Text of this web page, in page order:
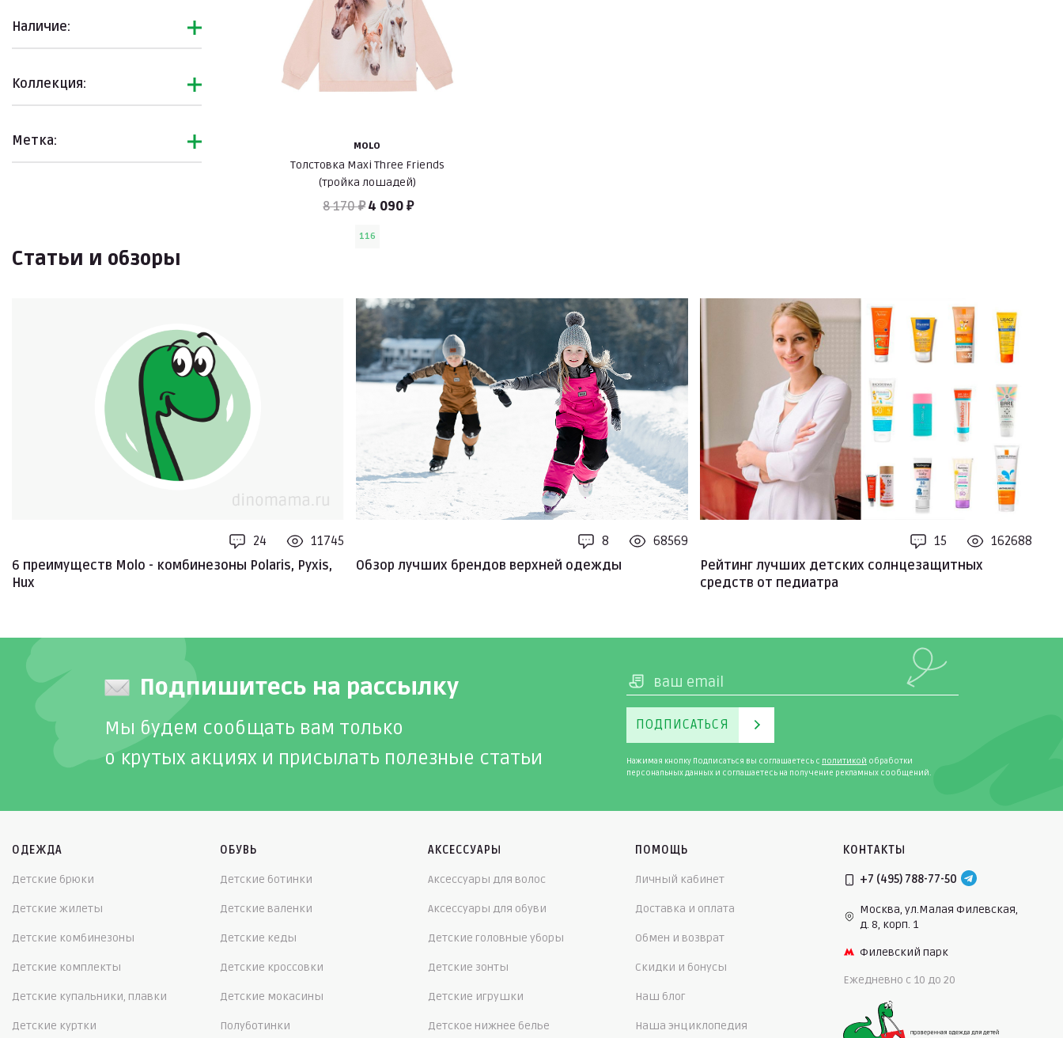
Наличие:
Коллекция:
Метка: MOLO
Толстовка Maxi Three Friends
(тройка лошадей)
8 170 ₽4 090 ₽
116
Статьи и обзоры
24
11745
6 преимуществ Molo - комбинезоны Polaris, Pyxis,
Hux
8
68569
Обзор лучших брендов верхней одежды
15
162688
Рейтинг лучших детских солнцезащитных
средств от педиатра
Подпишитесь на рассылку
Мы будем сообщать вам только
о крутых акциях и присылать полезные статьи
ПОДПИСАТЬСЯ
Нажимая кнопку Подписаться вы соглашаетесь с политикой обработки
персональных данных и соглашаетесь на получение рекламных сообщений.
ОДЕЖДА
Детские брюки
Детские жилеты
Детские комбинезоны
Детские комплекты
Детские купальники, плавки
Детские куртки
ОБУВЬ
Детские ботинки
Детские валенки
Детские кеды
Детские кроссовки
Детские мокасины
Полуботинки
АКСЕССУАРЫ
Аксессуары для волос
Аксессуары для обуви
Детские головные уборы
Детские зонты
Детские игрушки
Детское нижнее белье
ПОМОЩЬ
Личный кабинет
Доставка и оплата
Обмен и возврат
Скидки и бонусы
Наш блог
Наша энциклопедия
КОНТАКТЫ
+7 (495) 788-77-50
Москва, ул.Малая Филевская,
д. 8, корп. 1
Филевский парк
Ежедневно c 10 до 20